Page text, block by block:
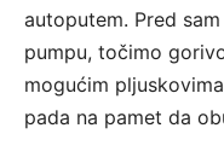
autoputem. Pred
pumpu, točimo
mogućim
pada na pamet da